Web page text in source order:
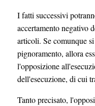
I fatti successivi
accertamento negativo
articoli. Se comunque
pignoramento, allora
l'opposizione
dell'esecuzione, di cui
Tanto precisato,